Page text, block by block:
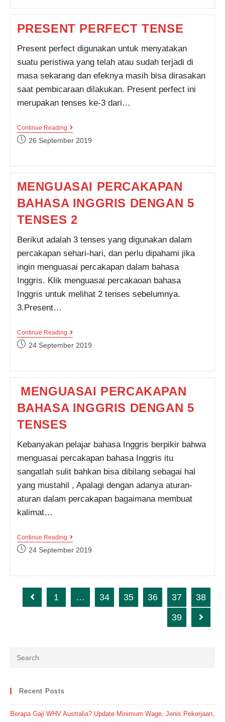
PRESENT PERFECT TENSE
Present perfect digunakan untuk menyatakan
suatu peristiwa yang telah atau sudah terjadi di
masa sekarang dan efeknya masih bisa dirasakan
saat pembicaraan dilakukan. Present perfect ini
merupakan tenses ke-3 dari…
Continue ReadingPRESENT
TENSE
Post26 September 2019
MENGUASAI PERCAKAPAN
BAHASA INGGRIS DENGAN 5
TENSES 2
Berikut adalah 3 tenses yang digunakan dalam
percakapan sehari-hari, dan perlu dipahami jika
ingin menguasai percakapan dalam bahasa
Inggris. Klik menguasai percakaoan bahasa
Inggris untuk melihat 2 tenses sebelumnya.
3.Present…
Continue ReadingMENGUASAI
BAHASA
2
Post24 September 2019
MENGUASAI PERCAKAPAN
BAHASA INGGRIS DENGAN 5
TENSES
Kebanyakan pelajar bahasa Inggris berpikir bahwa
menguasai percakapan bahasa Inggris itu
sangatlah sulit bahkan bisa dibilang sebagai hal
yang mustahil , Apalagi dengan adanya aturan-
aturan dalam percakapan bagaimana membuat
kalimat…
Continue ReadingMENGUASAI
BAHASA
TENSES
Post24 September 2019
Go to the previous page
1 … 34 35 36 37
38
39
Go to
Recent Posts
Berapa Gaji WHV Australia? Update Minimum Wage, Jenis Pekerjaan,